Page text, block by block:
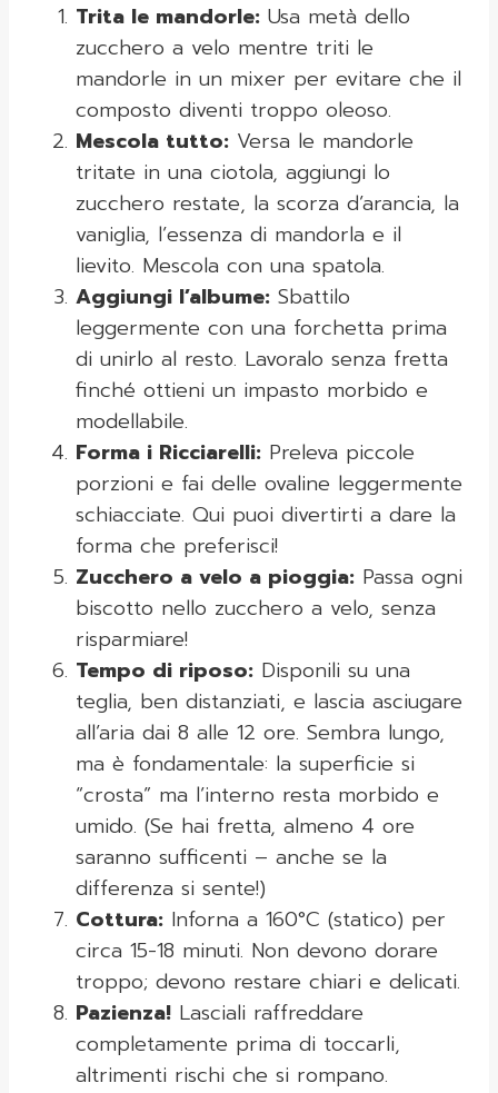
Trita le mandorle: Usa metà dello
zucchero a velo mentre triti le
mandorle in un mixer per evitare che il
composto diventi troppo oleoso.
Mescola tutto: Versa le mandorle
tritate in una ciotola, aggiungi lo
zucchero restate, la scorza d’arancia, la
vaniglia, l’essenza di mandorla e il
lievito. Mescola con una spatola.
Aggiungi l’albume: Sbattilo
leggermente con una forchetta prima
di unirlo al resto. Lavoralo senza fretta
finché ottieni un impasto morbido e
modellabile.
Forma i Ricciarelli: Preleva piccole
porzioni e fai delle ovaline leggermente
schiacciate. Qui puoi divertirti a dare la
forma che preferisci!
Zucchero a velo a pioggia: Passa ogni
biscotto nello zucchero a velo, senza
risparmiare!
Tempo di riposo: Disponili su una
teglia, ben distanziati, e lascia asciugare
all’aria dai 8 alle 12 ore. Sembra lungo,
ma è fondamentale: la superficie si
“crosta” ma l’interno resta morbido e
umido. (Se hai fretta, almeno 4 ore
saranno sufficenti – anche se la
differenza si sente!)
Cottura: Inforna a 160°C (statico) per
circa 15-18 minuti. Non devono dorare
troppo; devono restare chiari e delicati.
Pazienza! Lasciali raffreddare
completamente prima di toccarli,
altrimenti rischi che si rompano.